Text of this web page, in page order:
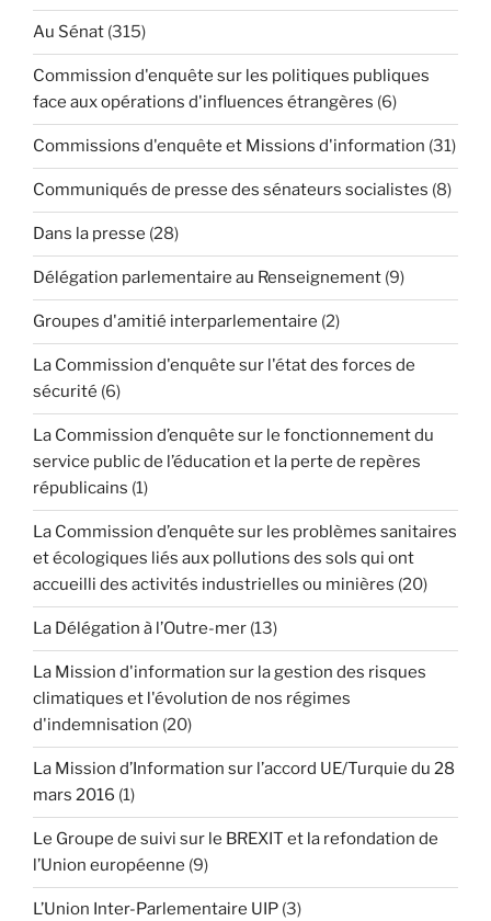
Au Sénat (315)
Commission d'enquête sur les politiques publiques
face aux opérations d'influences étrangères (6)
Commissions d'enquête et Missions d'information (31)
Communiqués de presse des sénateurs socialistes (8)
Dans la presse (28)
Délégation parlementaire au Renseignement (9)
Groupes d'amitié interparlementaire (2)
La Commission d'enquête sur l'état des forces de
sécurité (6)
La Commission d’enquête sur le fonctionnement du
service public de l’éducation et la perte de repères
républicains (1)
La Commission d’enquête sur les problèmes sanitaires
et écologiques liés aux pollutions des sols qui ont
accueilli des activités industrielles ou minières (20)
La Délégation à l’Outre-mer (13)
La Mission d'information sur la gestion des risques
climatiques et l'évolution de nos régimes
d'indemnisation (20)
La Mission d’Information sur l’accord UE/Turquie du 28
mars 2016 (1)
Le Groupe de suivi sur le BREXIT et la refondation de
l’Union européenne (9)
L’Union Inter-Parlementaire UIP (3)